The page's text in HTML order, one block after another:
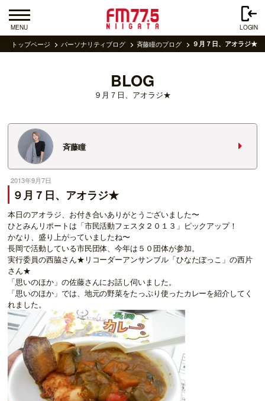
MENU LOGIN
トップページ パーソナリティブログ 斉藤瞳のブログ ９月７日、アオラジ★
BLOG
９月７日、アオラジ★
斉藤瞳
2013年9月7日
９月７日、アオラジ★
本日のアオラジ、お付き合いありがとうございました〜
ひとみんリポートは「市民活動フェスタ２０１３」ピックアップ！
かなり、盛り上がっていましたね〜
長岡で活動している市民団体、今年は５０団体が参加。
実行委員の西脇さん★リコーダーアンサンブル「ひなたぼっこ」の西片
さん★
「思いのほか」の佐藤さんにお話し伺いました。
「思いのほか」では、地元の野菜をたっぷり使ったカレーを紹介してく
れました。